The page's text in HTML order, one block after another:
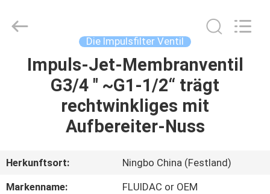
HAUS
PRODUKTE
ÜBER
CONTROL
CO.,LTD.
Die Impulsfilter Ventil
Impuls-Jet-Membranventil
G3/4 " ~G1-1/2“ trägt
rechtwinkliges mit
Aufbereiter-Nuss
Herkunftsort:
Ningbo China (Festland)
Markenname:
FLUIDAC or OEM